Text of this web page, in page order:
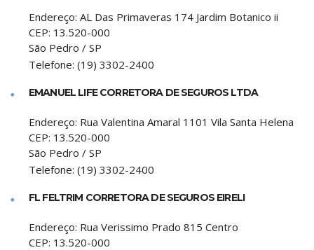
Endereço: AL Das Primaveras 174 Jardim Botanico ii
CEP: 13.520-000
São Pedro / SP
Telefone: (19) 3302-2400
EMANUEL LIFE CORRETORA DE SEGUROS LTDA
Endereço: Rua Valentina Amaral 1101 Vila Santa Helena
CEP: 13.520-000
São Pedro / SP
Telefone: (19) 3302-2400
FL FELTRIM CORRETORA DE SEGUROS EIRELI
Endereço: Rua Verissimo Prado 815 Centro
CEP: 13.520-000